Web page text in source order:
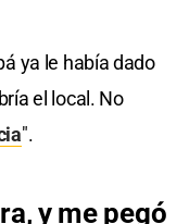
ya le había dado
el local. No
".
y me pegó